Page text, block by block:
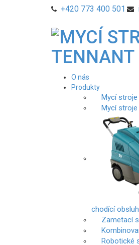
+420 773 400 501
O nás
Produkty
Mycí
Mycí
chodící
Zametací
Robotické